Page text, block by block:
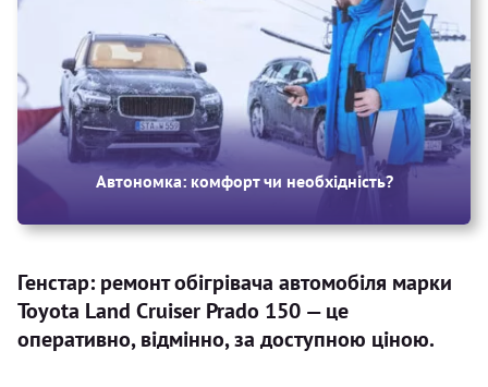
Автономка: комфорт чи необхідність?
Генстар: ремонт обігрівача автомобіля марки
Toyota Land Cruiser Prado 150 — це
оперативно, відмінно, за доступною ціною.